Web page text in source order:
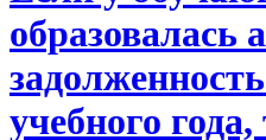
образовалась
учебного